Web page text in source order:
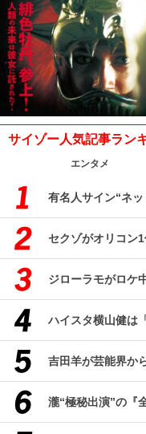
サイゾー人気記事ラン
エンタメ
有名人サイン“ネ
セクゾがオリコ
ジローラモがロケ
ハイスタ横山健は
吉田羊が芸能界か
瀧“極秘出演”の『